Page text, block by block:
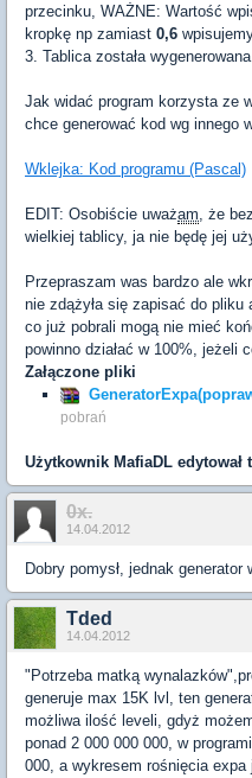
przecinku, WAŻNE: Wartość
kropkę np zamiast 0,6
3. Tablica została
Jak widać program korzysta ze
chce generować kod wg innego
Wklejka: Kod programu (Pascal)
EDIT: Osobiście uważam, że
wielkiej tablicy, ja nie będę jej
Przepraszam was bardzo ale
nie zdążyła się zapisać do pliku
co już pobrali mogą nie mieć
powinno działać w 100%, jeżeli
Załączone pliki
pobrań
Użytkownik MafiaDL edytował
0x.
14.04.2012
Dobry pomysł, jednak
Tded
14.04.2012
"Potrzeba matką
generuje max 15K lvl, ten
możliwa ilość leveli, gdyż
ponad 2 000 000 000, w
000, a wykresem rośnięcia